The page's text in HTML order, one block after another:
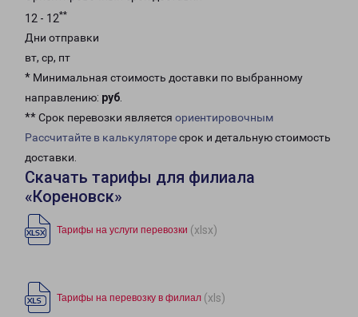
12 - 12**
Дни отправки
вт, ср, пт
* Минимальная стоимость доставки по выбранному
направлению: руб.
** Срок перевозки является ориентировочным
Рассчитайте в калькуляторесрок и детальную стоимость
доставки.
Скачать тарифы для филиала
«Кореновск»
Тарифы на услуги перевозки (xlsx)
Тарифы на перевозку в филиал (xls)